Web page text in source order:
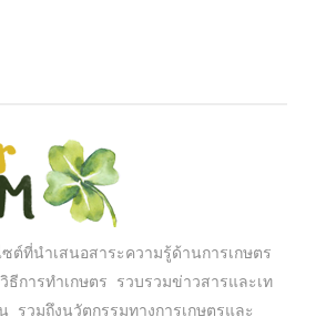
ซต์ที่นำเสนอสาระความรู้ด้านการเกษตร
ธีการทำเกษตร รวบรวมข่าวสารและเท
รวมถึงนวัตกรรมทางการเกษตรและ